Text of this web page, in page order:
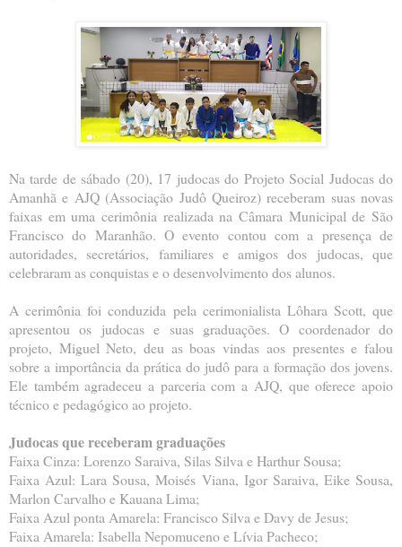
Na tarde de sábado (20), 17 judocas do Projeto Social Judocas do
Amanhã e AJQ (Associação Judô Queiroz) receberam suas novas
faixas em uma cerimônia realizada na Câmara Municipal de São
Francisco do Maranhão. O evento contou com a presença de
autoridades, secretários, familiares e amigos dos judocas, que
celebraram as conquistas e o desenvolvimento dos alunos.
A cerimônia foi conduzida pela cerimonialista Lôhara Scott, que
apresentou os judocas e suas graduações. O coordenador do
projeto, Miguel Neto, deu as boas vindas aos presentes e falou
sobre a importância da prática do judô para a formação dos jovens.
Ele também agradeceu a parceria com a AJQ, que oferece apoio
técnico e pedagógico ao projeto.
Judocas que receberam graduações
Faixa Cinza: Lorenzo Saraiva, Silas Silva e Harthur Sousa;
Faixa Azul: Lara Sousa, Moisés Viana, Igor Saraiva, Eike Sousa,
Marlon Carvalho e Kauana Lima;
Faixa Azul ponta Amarela: Francisco Silva e Davy de Jesus;
Faixa Amarela: Isabella Nepomuceno e Lívia Pacheco;